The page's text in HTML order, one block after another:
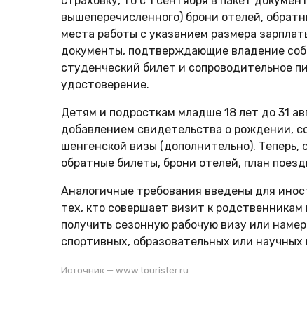
вышеперечисленного) брони отелей,
места работы с указанием размера
документы, подтверждающие владение
студенческий билет и сопроводительное
удостоверение.
Детям и подросткам младше 18 лет до 31
добавлением свидетельства о рождении,
шенгенской визы (дополнительно).
обратные билеты, брони отелей, план
Аналогичные требования введены для
тех, кто совершает визит к
получить сезонную рабочую визу или
спортивных, образовательных или научных
Источник — www.tourister.ru